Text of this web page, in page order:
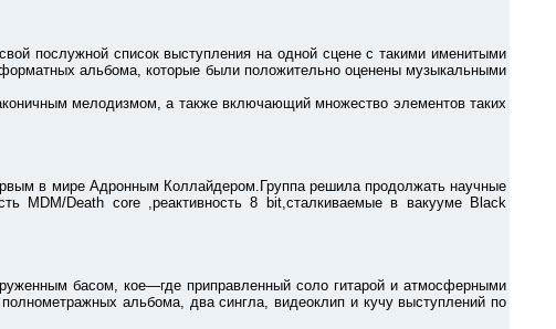
послужной список выступления на одной сцене с такими именитыми
альбома, которые были положительно оценены музыкальными
мелодизмом, а также включающий множество элементов таких
в мире Адронным Коллайдером.Группа решила продолжать научные
MDM/Death core ,реактивность 8 bit,сталкиваемые в вакууме Black
басом, кое—где приправленный соло гитарой и атмосферными
альбома, два сингла, видеоклип и кучу выступлений по